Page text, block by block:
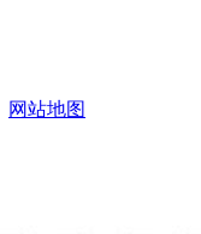
网站地图